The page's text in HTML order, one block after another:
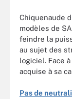
Chiquenaude
modèles de
feindre la
au sujet des
logiciel. Face
acquise à sa
Pas de